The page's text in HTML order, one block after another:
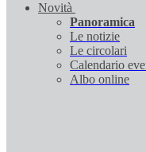
Novità
Panoramica
Le notizie
Le circolari
Calendario
Albo online